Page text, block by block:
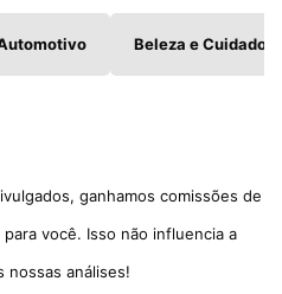
Beleza e Cuidados
ganhamos comissões de
você. Isso não influencia a
nossas análises!